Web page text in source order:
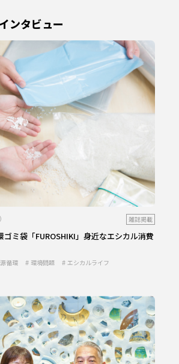
ンタビュー
雑誌掲載
ゴミ袋「FUROSHIKI」身近なエシカル消費
循環 環境問題 エシカルライフ